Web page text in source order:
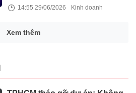
14:55 29/06/2026 Kinh doanh
Xem thêm